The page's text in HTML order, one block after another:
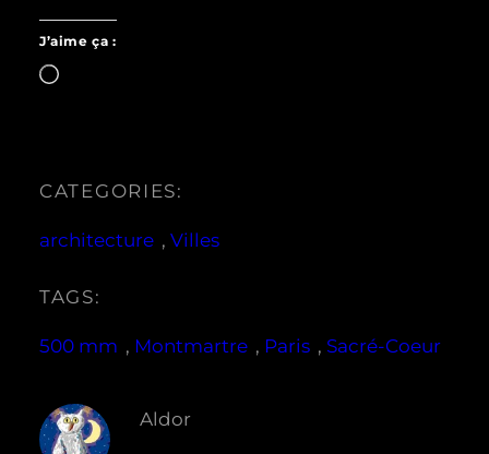
J’aime ça :
Chargement…
CATEGORIES:
architecture , Villes
TAGS:
500 mm , Montmartre , Paris , Sacré-Coeur
Aldor